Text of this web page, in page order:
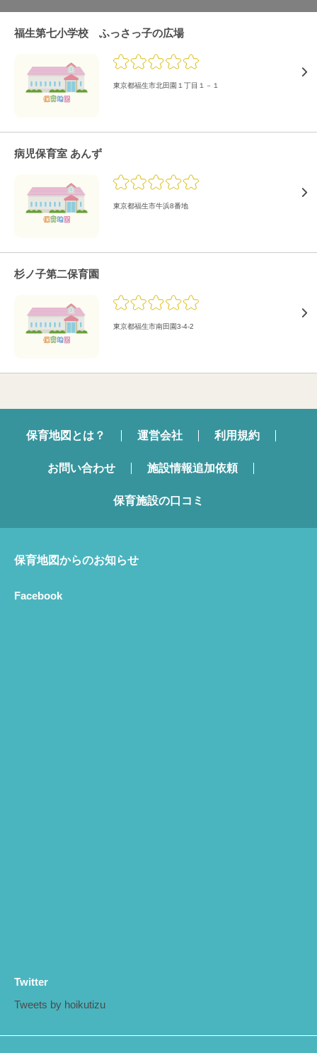
福生第七小学校 ふっさっ子の広場
東京都福生市北田園１丁目１－１
病児保育室 あんず
東京都福生市牛浜8番地
杉ノ子第二保育園
東京都福生市南田園3-4-2
保育地図とは？ 運営会社 利用規約
お問い合わせ 施設情報追加依頼
保育施設の口コミ
保育地図からのお知らせ
Facebook
Twitter
Tweets by hoikutizu